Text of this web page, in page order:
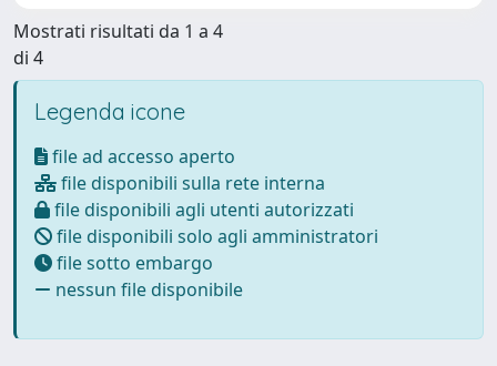
Mostrati risultati da 1 a 4
di 4
Legenda icone
file ad accesso aperto
file disponibili sulla rete interna
file disponibili agli utenti autorizzati
file disponibili solo agli amministratori
file sotto embargo
nessun file disponibile